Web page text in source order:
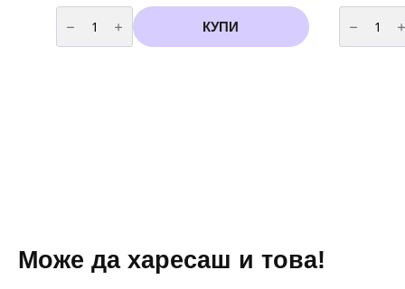
количество
за
Парти
салфетки
КУПИ за
Балон
Фолио
Може да харесаш и това!